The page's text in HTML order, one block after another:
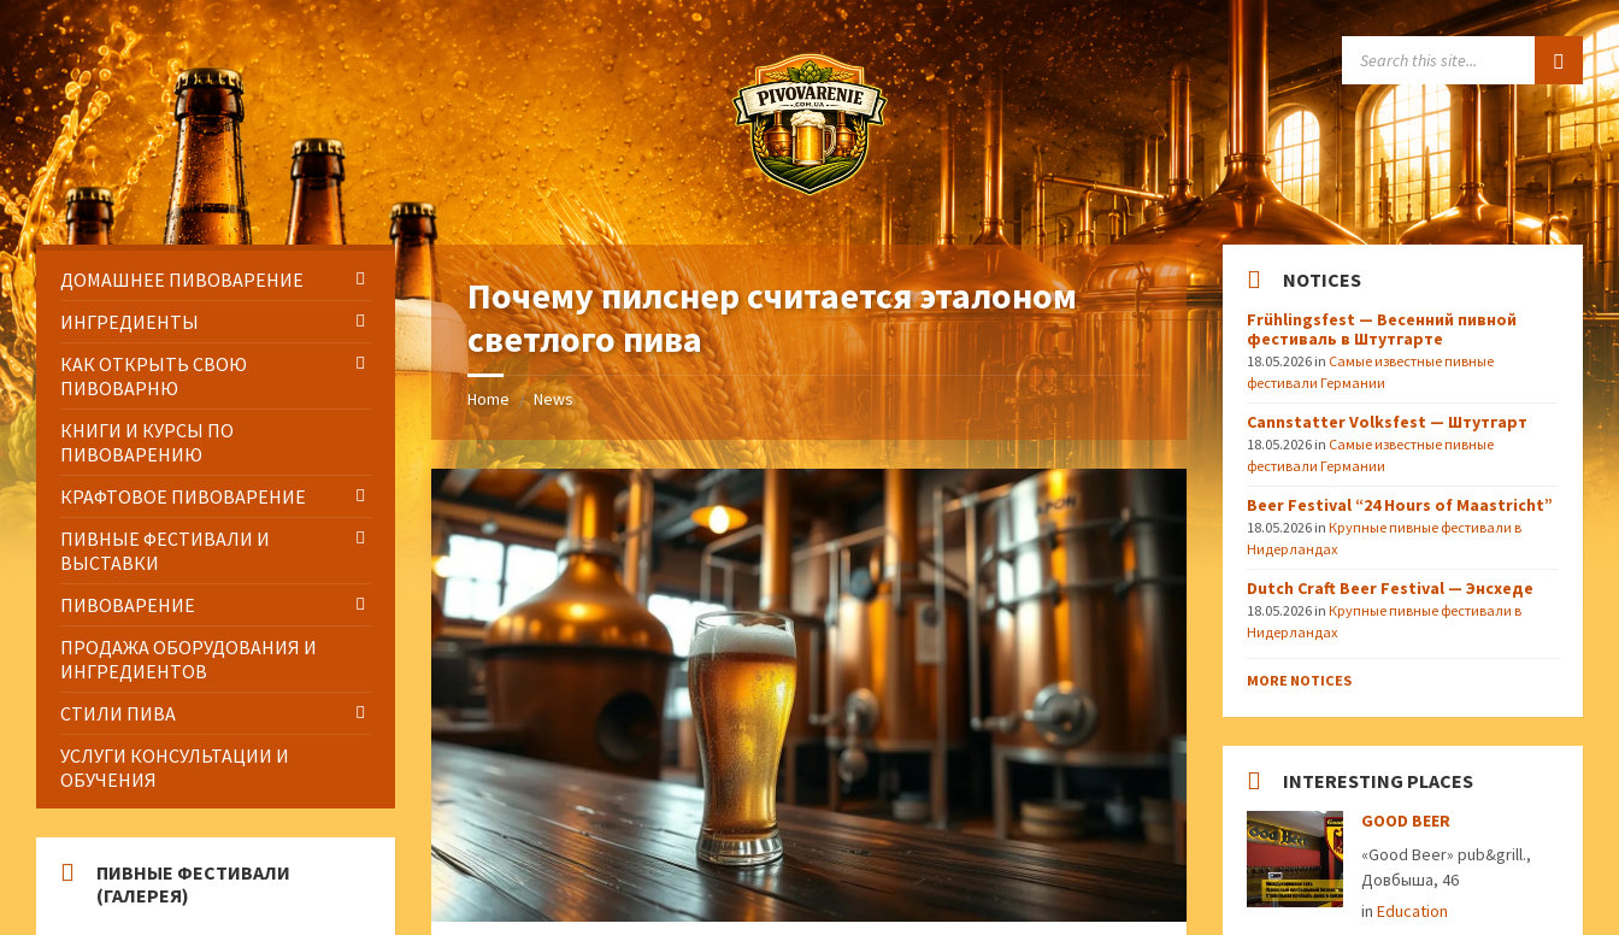
to
content
to
left
sidebar
to
right
sidebar
to
footer
Почему пилснер считается эталоном
светлого пива
Home / News
ДОМАШНЕЕ ПИВОВАРЕНИЕ
ИНГРЕДИЕНТЫ
КАК ОТКРЫТЬ СВОЮ
ПИВОВАРНЮ
КНИГИ И КУРСЫ ПО
ПИВОВАРЕНИЮ
КРАФТОВОЕ ПИВОВАРЕНИЕ
ПИВНЫЕ ФЕСТИВАЛИ И
ВЫСТАВКИ
ПИВОВАРЕНИЕ
ПРОДАЖА ОБОРУДОВАНИЯ И
ИНГРЕДИЕНТОВ
СТИЛИ ПИВА
УСЛУГИ КОНСУЛЬТАЦИИ И
ОБУЧЕНИЯ
ПИВНЫЕ ФЕСТИВАЛИ
(ГАЛЕРЕЯ)
NOTICES
Frühlingsfest — Весенний пивной
фестиваль в Штутгарте
18.05.2026 in Самые известные пивные
фестивали Германии
Cannstatter Volksfest — Штутгарт
18.05.2026 in Самые известные пивные
фестивали Германии
Beer Festival “24 Hours of Maastricht”
18.05.2026 inКрупные пивные фестивали в
Нидерландах
Dutch Craft Beer Festival — Энсхеде
18.05.2026 inКрупные пивные фестивали в
Нидерландах
MORE NOTICES
INTERESTING PLACES
GOOD BEER
«Good Beer» pub&grill.,
Довбыша, 46
inEducation